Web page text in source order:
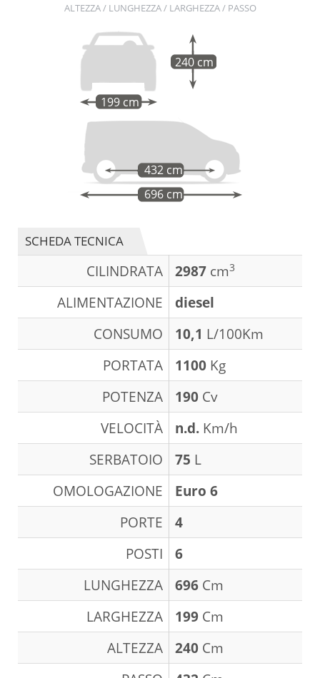
ALTEZZA / LUNGHEZZA / LARGHEZZA / PASSO
199 cm
240 cm
696 cm
432 cm
SCHEDA TECNICA
CILINDRATA 2987 cm3
ALIMENTAZIONE
diesel
CONSUMO
10,1 L/100Km
PORTATA
1100 Kg
POTENZA
190 Cv
VELOCITÀ
n.d. Km/h
SERBATOIO
75 L
OMOLOGAZIONE
Euro 6
PORTE
4
POSTI
6
LUNGHEZZA
696 Cm
LARGHEZZA
199 Cm
ALTEZZA
240 Cm